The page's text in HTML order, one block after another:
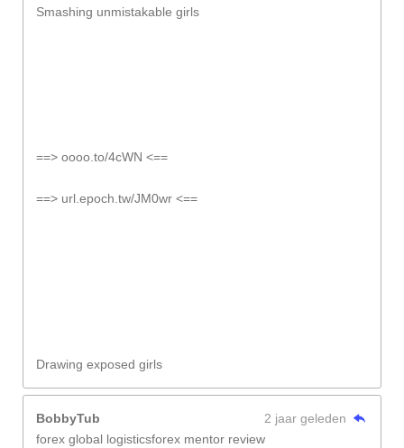
Smashing unmistakable girls
==> oooo.to/4cWN <==
==> url.epoch.tw/JM0wr <==
Drawing exposed girls
BobbyTub
2 jaar geleden
forex global logisticsforex mentor review